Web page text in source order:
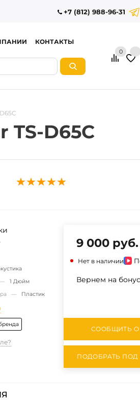
+7 (812) 988-96-31
КОНТАКТЫ
0
TS-D65C
—1 Дюйм
— Пластик
9 000
Нет в наличии
Вернем на
СООБЩИТЬ О
ПОДОБРАТЬ